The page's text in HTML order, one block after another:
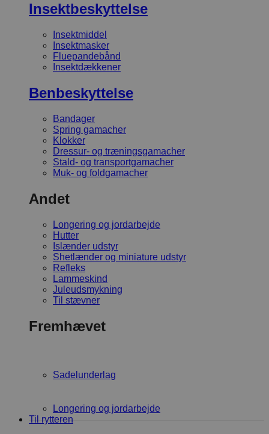
Insektbeskyttelse
Insektmiddel
Insektmasker
Fluepandebånd
Insektdækkener
Benbeskyttelse
Bandager
Spring gamacher
Klokker
Dressur- og træningsgamacher
Stald- og transportgamacher
Muk- og foldgamacher
Andet
Longering og jordarbejde
Hutter
Islænder udstyr
Shetlænder og miniature udstyr
Refleks
Lammeskind
Juleudsmykning
Til stævner
Fremhævet
Sadelunderlag
Longering og jordarbejde
Til rytteren